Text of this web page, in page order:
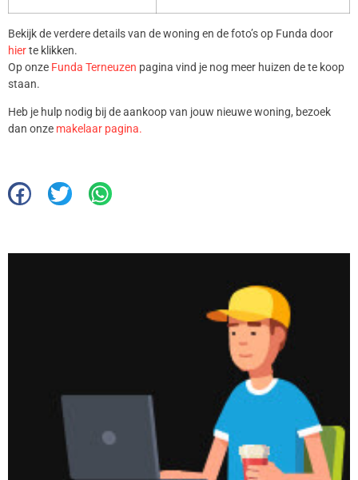
Bekijk de verdere details van de woning en de foto’s op Funda door
hierte klikken.
Op onze Funda Terneuzen pagina vind je nog meer huizen de te koop
staan.
Heb je hulp nodig bij de aankoop van jouw nieuwe woning, bezoek
dan onze makelaar pagina.